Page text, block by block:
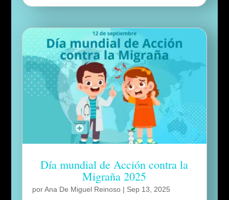
Día mundial de Acción contra la
Migraña 2025
porAna De Miguel Reinoso| Sep 13, 2025